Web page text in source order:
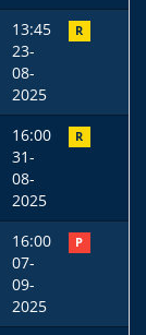
13:45
23-
08-
2025
R
16:00
31-
08-
2025
R
16:00
07-
09-
2025
P